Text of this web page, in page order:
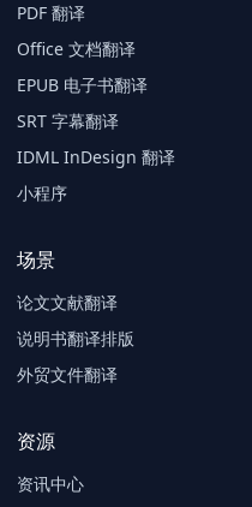
PDF 翻译
Office 文档翻译
EPUB 电子书翻译
SRT 字幕翻译
IDML InDesign 翻译
小程序
场景
论文文献翻译
说明书翻译排版
外贸文件翻译
资源
资讯中心